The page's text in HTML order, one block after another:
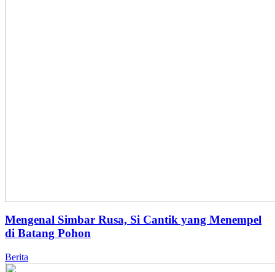
Mengenal Simbar Rusa, Si Cantik yang Menempel
di Batang Pohon
Berita